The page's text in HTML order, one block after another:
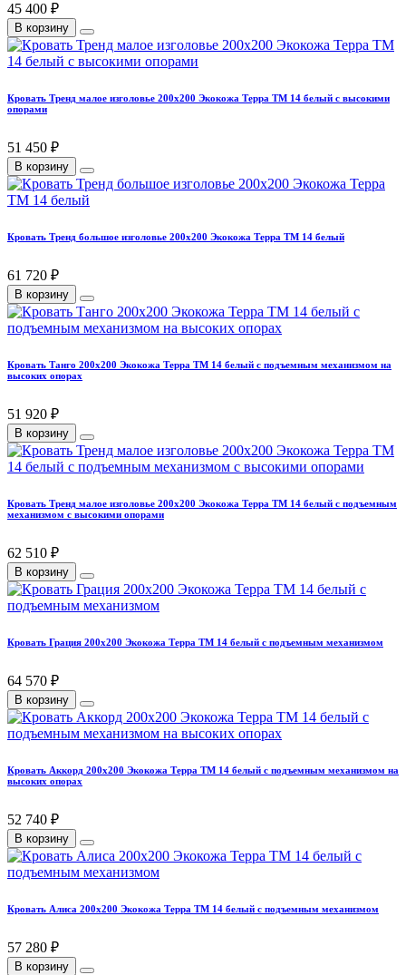
45 400 ₽
В корзину
Кровать Тренд малое изголовье 200х200 Экокожа Терра ТМ 14 белый с высокими
опорами
51 450 ₽
В корзину
Кровать Тренд большое изголовье 200х200 Экокожа Терра ТМ 14 белый
61 720 ₽
В корзину
Кровать Танго 200х200 Экокожа Терра ТМ 14 белый с подъемным механизмом на
высоких опорах
51 920 ₽
В корзину
Кровать Тренд малое изголовье 200х200 Экокожа Терра ТМ 14 белый с подъемным
механизмом с высокими опорами
62 510 ₽
В корзину
Кровать Грация 200х200 Экокожа Терра ТМ 14 белый с подъемным механизмом
64 570 ₽
В корзину
Кровать Аккорд 200х200 Экокожа Терра ТМ 14 белый с подъемным механизмом на
высоких опорах
52 740 ₽
В корзину
Кровать Алиса 200х200 Экокожа Терра ТМ 14 белый с подъемным механизмом
57 280 ₽
В корзину